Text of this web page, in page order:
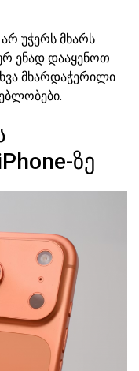
უჭერს მხარს
ენად დააყენოთ
მხარდაჭერილი
ზე